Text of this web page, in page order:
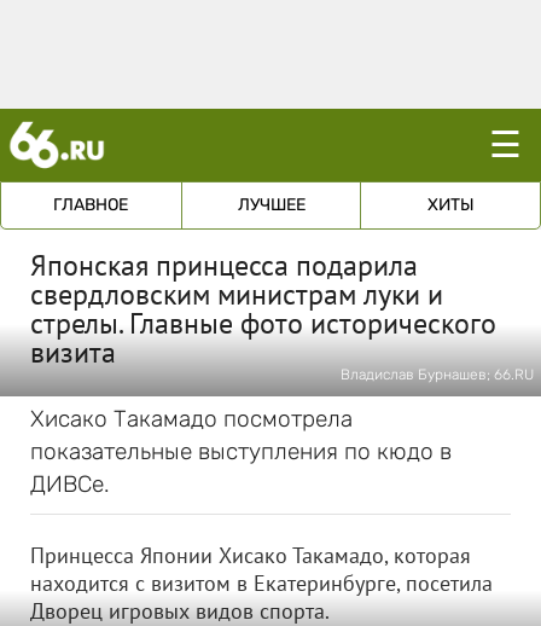
☰
ГЛАВНОЕ ЛУЧШЕЕ ХИТЫ
Японская принцесса подарила
свердловским министрам луки и
стрелы. Главные фото исторического
визита
Владислав Бурнашев; 66.RU
Хисако Такамадо посмотрела
показательные выступления по кюдо в
ДИВСе.
Принцесса Японии Хисако Такамадо, которая
находится с визитом в Екатеринбурге, посетила
Дворец игровых видов спорта.